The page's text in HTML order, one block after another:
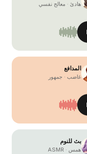
هادئ · معالج نفسي
المدافع
غاضب · جمهور
بث للنوم
همس · ASMR